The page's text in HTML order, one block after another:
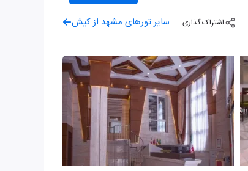
اشتراک گذاری سایر تورهای مشهد از کیش